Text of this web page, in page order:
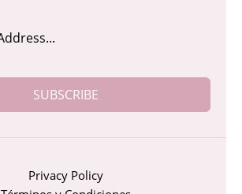
SUBSCRIBE
Privacy Policy